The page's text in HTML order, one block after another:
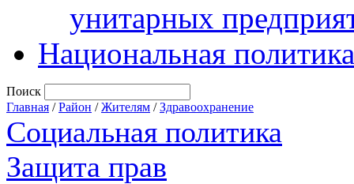
унитарных
Национальная политика
Поиск
Главная /Район /Жителям /Здравоохранение
Социальная политика
Защита прав